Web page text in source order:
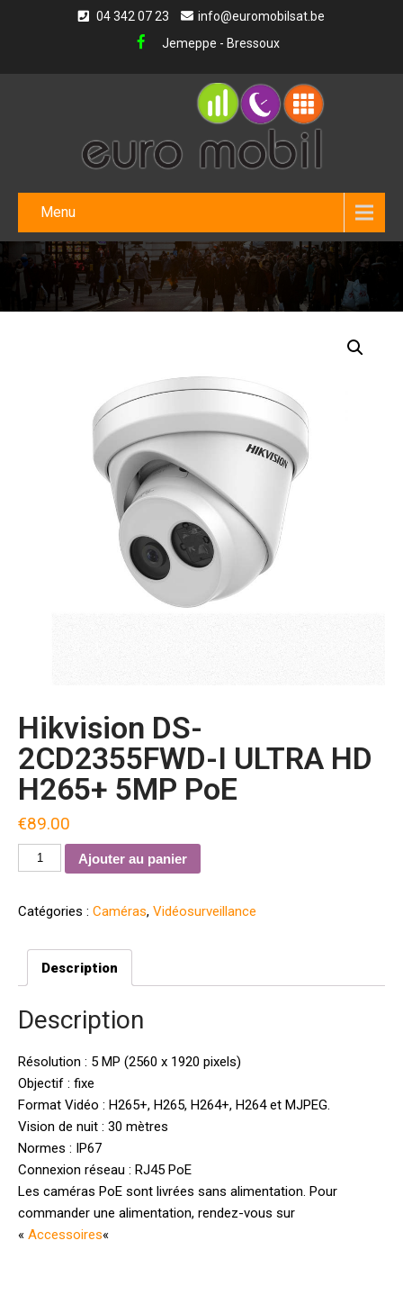
04 342 07 23
info@euromobilsat.be
Jemeppe - Bressoux
Menu
Hikvision DS-
2CD2355FWD-I ULTRA HD
H265+ 5MP PoE
€89.00
quantité
de
DS-
ULTRA
H265+
PoE
Ajouter au panier
Catégories : Caméras, Vidéosurveillance
Description
Description
Résolution : 5 MP (2560 x 1920 pixels)
Objectif : fixe
Format Vidéo : H265+, H265, H264+, H264 et MJPEG.
Vision de nuit : 30 mètres
Normes : IP67
Connexion réseau : RJ45 PoE
Les caméras PoE sont livrées sans alimentation. Pour
commander une alimentation, rendez-vous sur
« Accessoires«